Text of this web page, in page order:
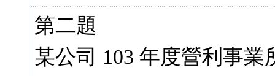
第二題
某公司 103 年度營利事